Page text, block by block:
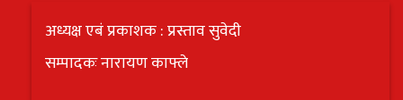
विशेष
राशिफल
अध्यक्ष एबं प्रकाशक : प्रस्ताव सुवेदी
सम्पादकः नारायण काफ्ले